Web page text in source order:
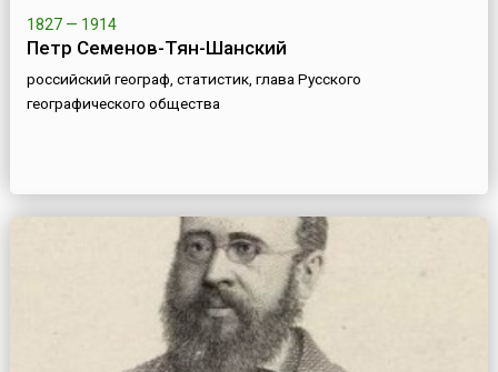
1827 — 1914
Петр Семенов-Тян-Шанский
российский географ, статистик, глава Русского
географического общества